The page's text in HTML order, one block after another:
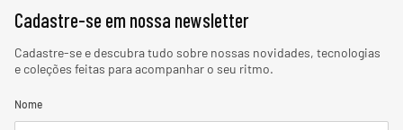
Cadastre-se em nossa newsletter
Cadastre-se e descubra tudo sobre nossas novidades, tecnologias
e coleções feitas para acompanhar o seu ritmo.
Nome